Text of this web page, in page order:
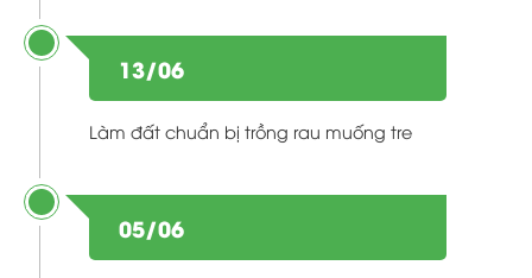
13/06
Làm đất chuẩn bị trồng rau muống tre
05/06